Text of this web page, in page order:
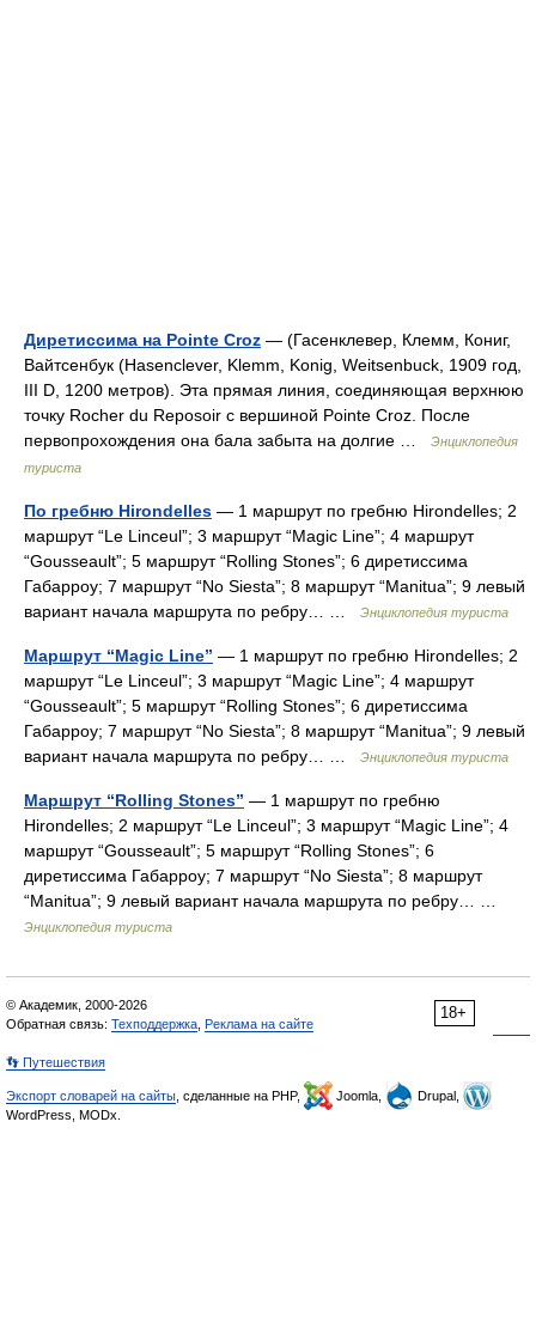
Диретиссима на Pointe Croz — (Гасенклевер, Клемм, Кониг,
Вайтсенбук (Hasenclever, Klemm, Konig, Weitsenbuck, 1909 год,
III D, 1200 метров). Эта прямая линия, соединяющая верхнюю
точку Rocher du Reposoir с вершиной Pointe Croz. После
первопрохождения она бала забыта на долгие …
Энциклопедия
туриста
По гребню Hirondelles — 1 маршрут по гребню Hirondelles; 2
маршрут “Le Linceul”; 3 маршрут “Magic Line”; 4 маршрут
“Gousseault”; 5 маршрут “Rolling Stones”; 6 диретиссима
Габарроу; 7 маршрут “No Siesta”; 8 маршрут “Manitua”; 9 левый
вариант начала маршрута по ребру… …
Энциклопедия туриста
Маршрут “Magic Line” — 1 маршрут по гребню Hirondelles; 2
маршрут “Le Linceul”; 3 маршрут “Magic Line”; 4 маршрут
“Gousseault”; 5 маршрут “Rolling Stones”; 6 диретиссима
Габарроу; 7 маршрут “No Siesta”; 8 маршрут “Manitua”; 9 левый
вариант начала маршрута по ребру… …
Энциклопедия туриста
Маршрут “Rolling Stones” — 1 маршрут по гребню
Hirondelles; 2 маршрут “Le Linceul”; 3 маршрут “Magic Line”; 4
маршрут “Gousseault”; 5 маршрут “Rolling Stones”; 6
диретиссима Габарроу; 7 маршрут “No Siesta”; 8 маршрут
“Manitua”; 9 левый вариант начала маршрута по ребру… …
Энциклопедия туриста
18+
© Академик, 2000-2026
Обратная связь: Техподдержка Реклама на сайте
👣 Путешествия
Экспорт словарей на сайты , сделанные на PHP, Joomla,
Drupal,
WordPress, MODx.